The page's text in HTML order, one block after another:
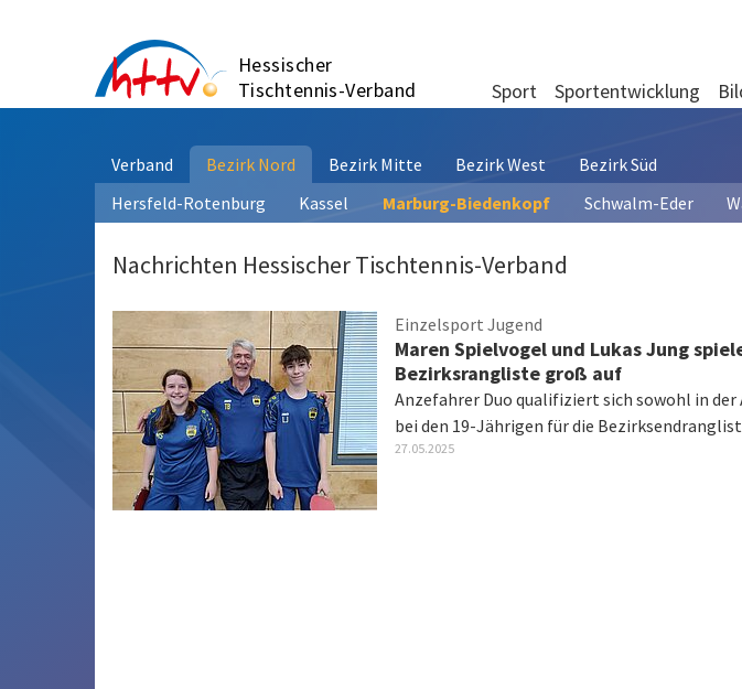
Hessischer
Tischtennis-Verband
Sport Sportentwicklung
Verband Bezirk Nord Bezirk Mitte Bezirk West
Bezirk Süd
Hersfeld-Rotenburg
Kassel Marburg-Biedenkopf Schwalm-Eder
Nachrichten Hessischer Tischtennis-Verband
Einzelsport Jugend
Maren Spielvogel und Lukas Jung
Bezirksrangliste groß auf
Anzefahrer Duo qualifiziert sich sowohl in der
bei den 19-Jährigen für die
27.05.2025